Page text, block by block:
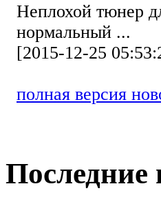
Неплохой тюнер
нормальный ...
[2015-12-25
полная версия
Последние